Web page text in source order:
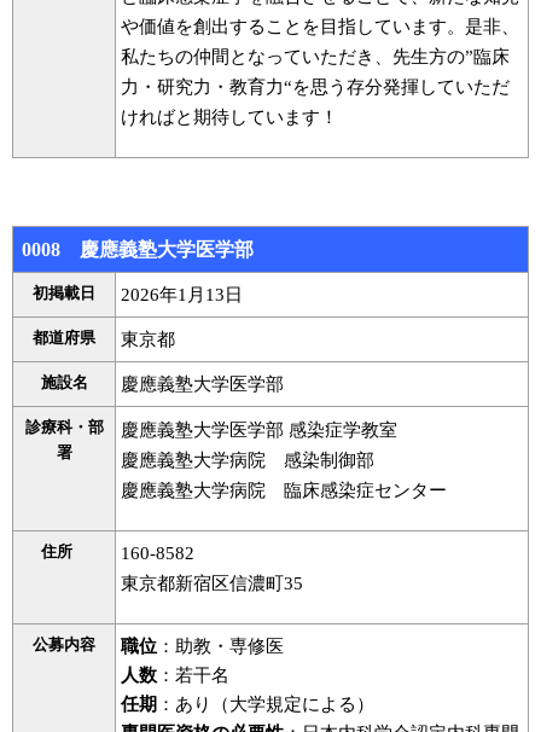
や価値を創出することを目指しています。是非、
私たちの仲間となっていただき、先生方の”臨床
力・研究力・教育力“を思う存分発揮していただ
ければと期待しています！
0008 慶應義塾大学医学部
初掲載日 2026年1月13日
都道府県 東京都
施設名 慶應義塾大学医学部
診療科・部
署
慶應義塾大学医学部 感染症学教室
慶應義塾大学病院 感染制御部
慶應義塾大学病院 臨床感染症センター
住所
160-8582
東京都新宿区信濃町35
公募内容 職位 ：助教・専修医
人数 ：若干名
任期 ：あり（大学規定による）